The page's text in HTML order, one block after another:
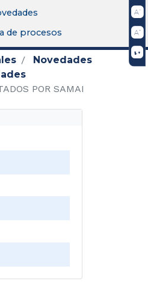
de procesos
Novedades
POR SAMAI